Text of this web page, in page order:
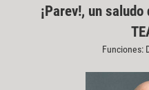
¡Parev!, un
Funciones: